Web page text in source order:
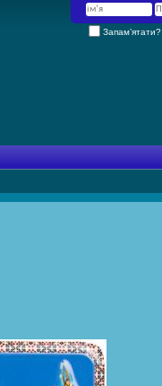
Запам’ятати?